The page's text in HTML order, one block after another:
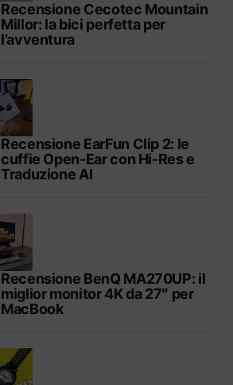
Recensione Cecotec Mountain
Millor: la bici perfetta per
l’avventura
Recensione EarFun Clip 2: le
cuffie Open-Ear con Hi-Res e
Traduzione AI
Recensione BenQ MA270UP: il
miglior monitor 4K da 27″ per
MacBook